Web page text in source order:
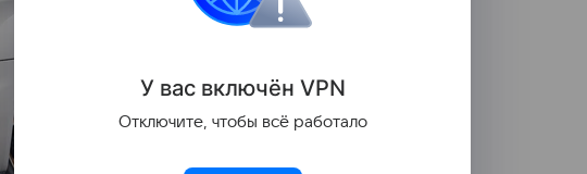
У вас включён VPN
Отключите, чтобы всё работало